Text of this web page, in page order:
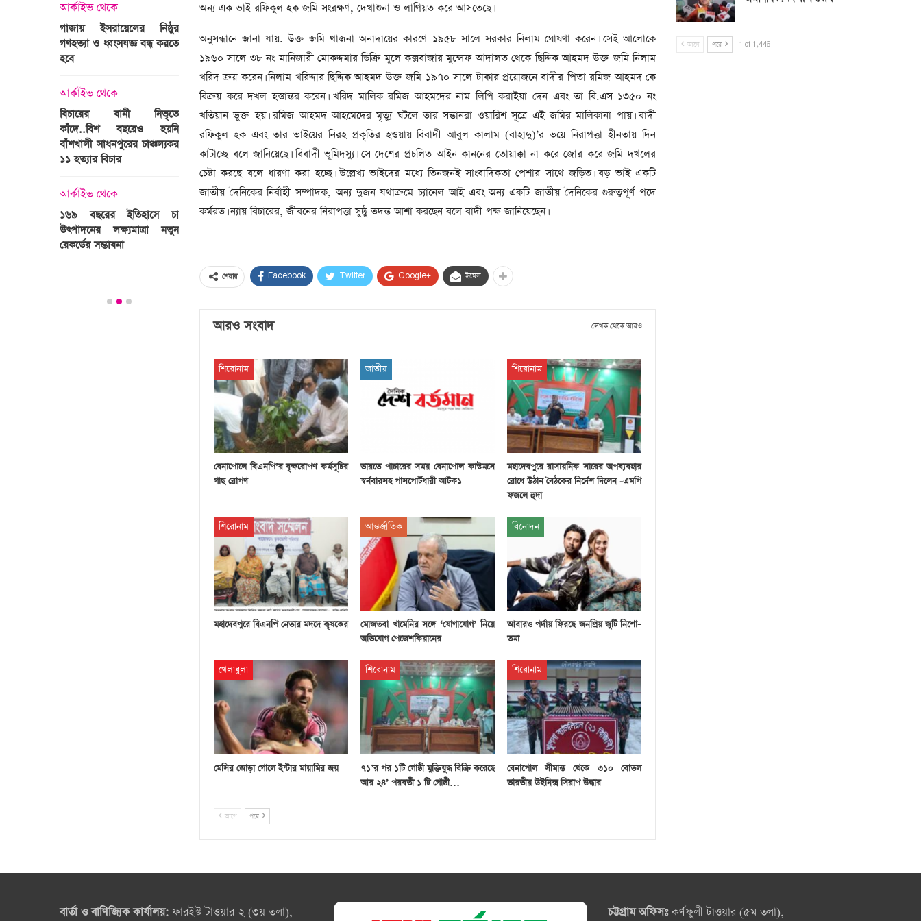
অন্য এক ভাই রফিকুল হক জমি সংরক্ষণ, দেখাশুনা ও লাগিয়ত করে আসতেছে।
অনুসন্ধানে জানা যায়. উক্ত জমি খাজনা অনাদায়ের কারণে ১৯৫৮ সালে সরকার নিলাম ঘোষণা করেন। সেই আলোকে
১৯৬০ সালে ৩৮ নং মানিজারী মোকদ্দমার ডিক্রি মূলে কক্সবাজার মুন্সেফ আদালত থেকে ছিদ্দিক আহমদ উক্ত জমি নিলাম
খরিদ ক্রয় করেন। নিলাম খরিদ্দার ছিদ্দিক আহমদ উক্ত জমি ১৯৭০ সালে টাকার প্রয়োজনে বাদীর পিতা রমিজ আহমদ কে
বিক্রয় করে দখল হস্তান্তর করেন। খরিদ মালিক রমিজ আহমদের নাম লিপি করাইয়া দেন এবং তা বি.এস ১৩৫০ নং
খতিয়ান ভুক্ত হয়। রমিজ আহমদ আহমেদের মৃত্যু ঘটলে তার সন্তানরা ওয়ারিশ সূত্রে এই জমির মালিকানা পায়। বাদী
রফিকুল হক এবং তার ভাইয়ের নিরহ প্রকৃতির হওয়ায় বিবাদী আবুল কালাম (বাহাদু)’র ভয়ে নিরাপত্তা হীনতায় দিন
কাটাচ্ছে বলে জানিয়েছে। বিবাদী ভূমিদস্যু। সে দেশের প্রচলিত আইন কাননের তোয়াক্কা না করে জোর করে জমি দখলের
চেষ্টা করছে বলে ধারণা করা হচ্ছে। উল্লেখ্য ভাইদের মধ্যে তিনজনই সাংবাদিকতা পেশার সাথে জড়িত। বড় ভাই একটি
জাতীয় দৈনিকের নির্বাহী সম্পাদক, অন্য দুজন যথাক্রমে চ্যানেল আই এবং অন্য একটি জাতীয় দৈনিকের গুরুত্বপূর্ণ পদে
কর্মরত। ন্যায় বিচারের, জীবনের নিরাপত্তা সুষ্ঠু তদন্ত আশা করছেন বলে বাদী পক্ষ জানিয়েছেন।
শেয়ার Facebook Twitter Google+ ইমেল
আরও সংবাদ লেখক থেকে আরও
শিরোনাম
বেনাপোলে বিএনপি’র বৃক্ষরোপণ কর্মসূচির
গাছ রোপণ
জাতীয়
ভারতে পাচারের সময় বেনাপোল কাস্টমসে
স্বর্নবারসহ পাসপোর্টধারী আটক১
শিরোনাম
মহাদেবপুরে রাসায়নিক সারের অপব্যবহার
রোধে উঠান বৈঠকের নির্দেশ দিলেন -এমপি
ফজলে হুদা
শিরোনাম
মহাদেবপুরে বিএনপি নেতার মদদে কৃষকের
আন্তর্জাতিক
মোজতবা খামেনির সঙ্গে ‘যোগাযোগ’ নিয়ে
অভিযোগ পেজেশকিয়ানের
বিনোদন
আবারও পর্দায় ফিরছে জনপ্রিয় জুটি নিশো–
তমা
খেলাধুলা
মেসির জোড়া গোলে ইন্টার মায়ামির জয়
শিরোনাম
৭১’র পর ১টি গোষ্ঠী মুক্তিযুদ্ধ বিক্রি করেছে
আর ২৪’ পরবর্তী ১ টি গোষ্ঠী…
শিরোনাম
বেনাপোল সীমান্ত থেকে ৩১০ বোতল
ভারতীয় উইনিক্স সিরাপ উদ্ধার
আগে পরে
আগে পরে 1 of 1,446
আর্কাইভ থেকে
গাজায় ইসরায়েলের নিষ্ঠুর
গণহত্যা ও ধ্বংসযজ্ঞ বন্ধ করতে
হবে
আর্কাইভ থেকে
বিচারের বানী নিভৃতে
কাঁদে..বিশ বছরেও হয়নি
বাঁশখালী সাধনপুরের চাঞ্চল্যকর
১১ হত্যার বিচার
আর্কাইভ থেকে
১৬৯ বছরের ইতিহাসে চা
উৎপাদনের লক্ষ্যমাত্রা নতুন
রেকর্ডের সম্ভাবনা
ভারতজুড়ে চলছে ‘মুজিব:একটি
জাতির রূপকার ’সিনেমার
প্রচারণা
আর্কাইভ থেকে
স্বামীকে বেঁধে স্ত্রীকে গণধর্ষণ, ২
ধর্ষককে পুলিশে দিল মা-বাবা
আর্কাইভ থেকে
প্রস্তুত গাবতলীর হাট
জিয়ার মৃত্যুতে ৩ দিনের রাষ্ট্রীয়
শোক, প্রজ্ঞাপন জারি
আর্কাইভ থেকে
দেশনেত্রী বেগম খালেদা জিয়া
আর নেই
আর্কাইভ থেকে
ঐতিহাসিক পাগলা
মসজিদ:দানবাক্সে মিলল রেকর্ড
৬ কোটি ৩২ লাখ টাকা
খাত
বার্তা ও বাণিজ্যিক কার্যালয়:ফারইস্ট টাওয়ার-২ (৩য় তলা), চট্টগ্রাম অফিসঃকর্ণফুলী টাওয়ার (৫ম তলা),